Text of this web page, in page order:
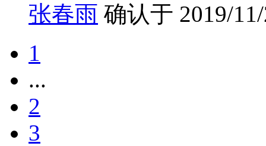
张春雨 确认于 2019/
1
...
2
3